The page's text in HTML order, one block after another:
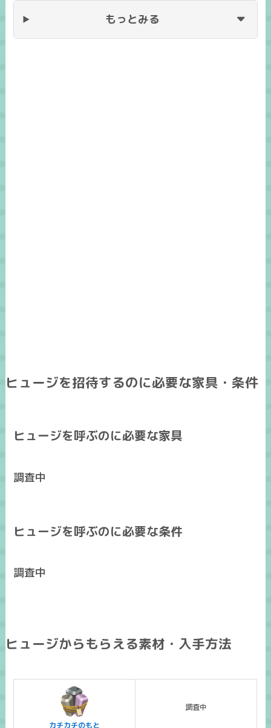
もっとみる
ヒュージを招待するのに必要な家具・条件
ヒュージを呼ぶのに必要な家具
調査中
ヒュージを呼ぶのに必要な条件
調査中
ヒュージからもらえる素材・入手方法
カチカチのもと
調査中